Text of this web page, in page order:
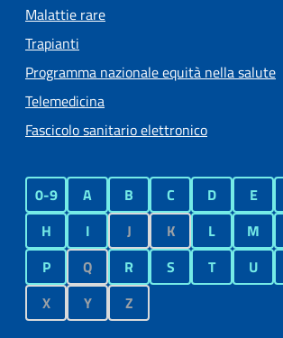
Malattie rare
Trapianti
Programma nazionale equità nella salute
Telemedicina
Fascicolo sanitario elettronico
0-9 A B C D E
H
I J K L M
P
Q R S T U
X
Y Z